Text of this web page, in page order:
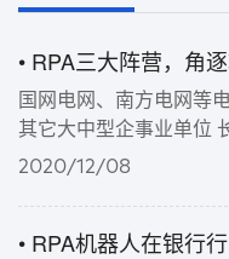
• RPA三大阵营，角
国网电网、南方电网等
其它大中型企事业单位
旦大学、北京航空航天
问，使我们对市场的把
2020/12/08
• RPA机器人在银行